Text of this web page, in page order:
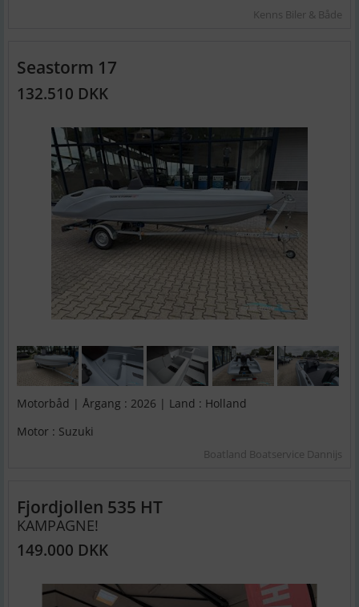
Kenns Biler & Både
Seastorm 17
132.510 DKK
Motorbåd | Årgang : 2026 | Land : Holland
Motor : Suzuki
Boatland Boatservice Dannijs
Fjordjollen 535 HT
KAMPAGNE!
149.000 DKK